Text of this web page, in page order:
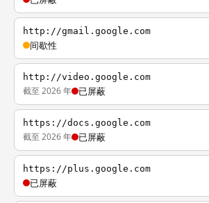
http://gmail.google.com
间歇性
http://video.google.com
截至 2026 年 已屏蔽
https://docs.google.com
截至 2026 年 已屏蔽
https://plus.google.com
已屏蔽